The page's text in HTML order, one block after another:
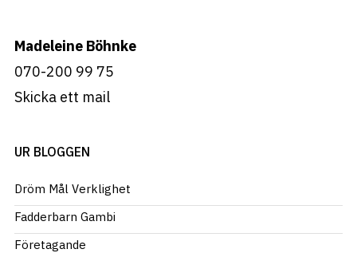
Madeleine Böhnke
070-200 99 75
Skicka ett mail
UR BLOGGEN
Dröm Mål Verklighet
Fadderbarn Gambi
Företagande